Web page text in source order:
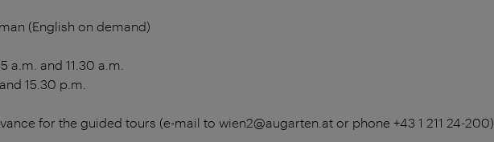
(English on demand)
a.m. and 11.30 a.m.
15.30 p.m.
for the guided tours (e-mail to wien2@augarten.at or phone +43 1 211 24-200).